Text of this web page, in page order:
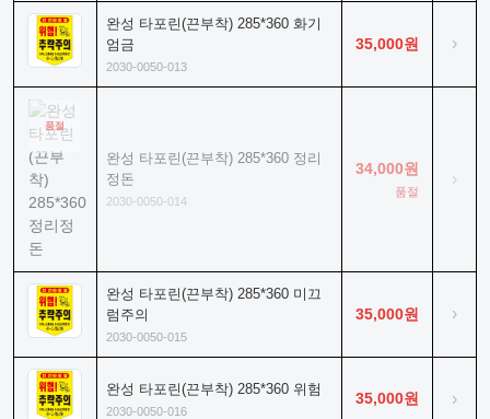
완성 타포린(끈부착) 285*360 화기
엄금
2030-0050-013
35,000원 ›
품절
완성 타포린(끈부착) 285*360 정리
정돈
2030-0050-014
34,000원
품절
›
완성 타포린(끈부착) 285*360 미끄
럼주의
2030-0050-015
35,000원 ›
완성 타포린(끈부착) 285*360 위험
2030-0050-016
35,000원 ›